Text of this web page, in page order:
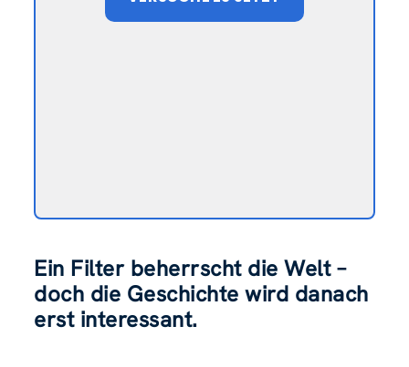
Ein Filter beherrscht die Welt –
doch die Geschichte wird danach
erst interessant.